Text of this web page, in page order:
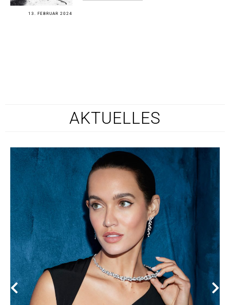
13. FEBRUAR 2024
AKTUELLES